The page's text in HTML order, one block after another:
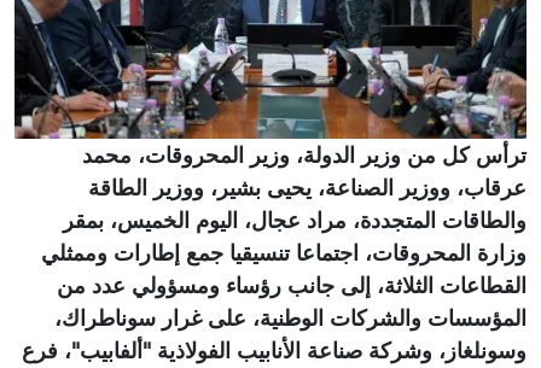
ترأس كل من وزير الدولة، وزير المحروقات، محمد
عرقاب، ووزير الصناعة، يحيى بشير، ووزير الطاقة
والطاقات المتجددة، مراد عجال، اليوم الخميس، بمقر
وزارة المحروقات، اجتماعا تنسيقيا جمع إطارات وممثلي
القطاعات الثلاثة، إلى جانب رؤساء ومسؤولي عدد من
المؤسسات والشركات الوطنية، على غرار سوناطراك،
وسونلغاز، وشركة صناعة الأنابيب الفولاذية "ألفابيب"، فرع